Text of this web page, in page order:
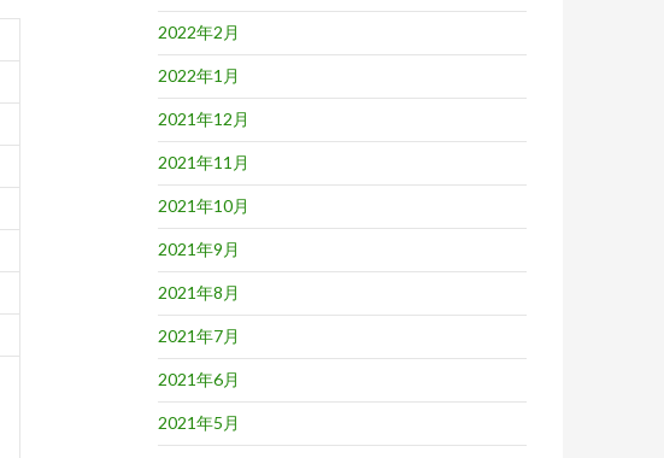
2022年2月
2022年1月
2021年12月
2021年11月
2021年10月
2021年9月
2021年8月
2021年7月
2021年6月
2021年5月